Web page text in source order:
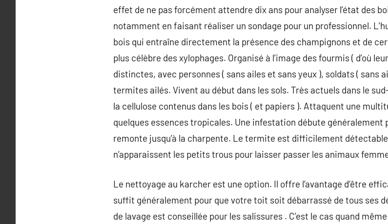
effet de ne pas forcément attendre dix ans pour analyser l’état des
notamment en faisant réaliser un sondage pour un professionnel.
bois qui entraîne directement la présence des champignons et de
plus célèbre des xylophages. Organisé à l’image des fourmis ( d’où
distinctes, avec personnes ( sans ailes et sans yeux ), soldats ( sans
termites ailés. Vivent au début dans les sols. Très actuels dans le
la cellulose contenus dans les bois ( et papiers ). Attaquent une
quelques essences tropicales. Une infestation débute généralement
remonte jusqu’à la charpente. Le termite est difficilement
n’apparaissent les petits trous pour laisser passer les animaux
Le nettoyage au karcher est une option. Il offre l’avantage d’être
suffit généralement pour que votre toit soit débarrassé de tous ses
de lavage est conseillée pour les salissures . C’est le cas quand